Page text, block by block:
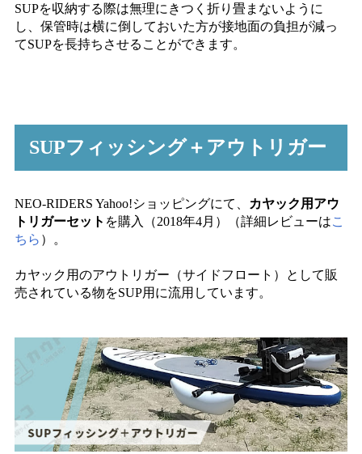
SUPを収納する際は無理にきつく折り畳まないように
し、保管時は横に倒しておいた方が接地面の負担が減っ
てSUPを長持ちさせることができます。
SUPフィッシング＋アウトリガー
NEO-RIDERS Yahoo!ショッピングにて、
カヤック用アウ
トリガーセット を購入（2018年4月）（詳細レビューはこ
ちら ）。
カヤック用のアウトリガー（サイドフロート）として販
売されている物をSUP用に流用しています。